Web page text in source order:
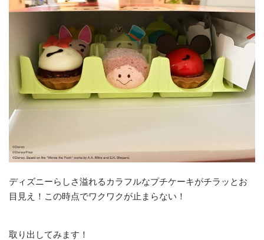
ディズニーらしさ溢れるカラフルなプチケーキがチラッとお
目見え！この時点でワクワクが止まらない！
取り出してみます！